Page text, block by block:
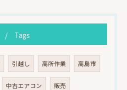
Tags
引越し 高所作業 高島市
中古エアコン 販売